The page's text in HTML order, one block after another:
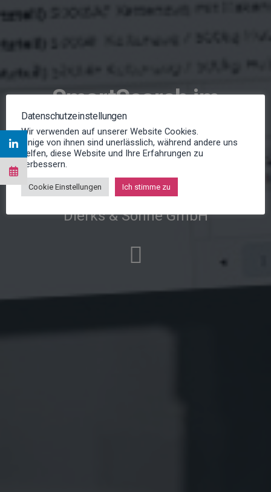
SmartSearch im
Tagesgeschäft
Effiziente Informationsverfügbarkeit
bei DIOSNA
Dierks & Söhne GmbH
Datenschutzeinstellungen
Wir verwenden auf unserer Website Cookies.
Einige von ihnen sind unerlässlich, während andere uns
helfen, diese Website und Ihre Erfahrungen zu
verbessern.
Cookie Einstellungen Ich stimme zu